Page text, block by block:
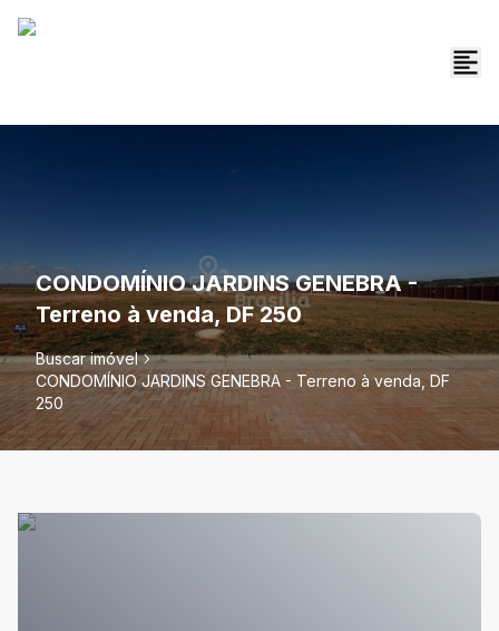
CONDOMÍNIO JARDINS GENEBRA -
Terreno à venda, DF 250
Buscar imóvel
CONDOMÍNIO JARDINS GENEBRA - Terreno à venda, DF
250